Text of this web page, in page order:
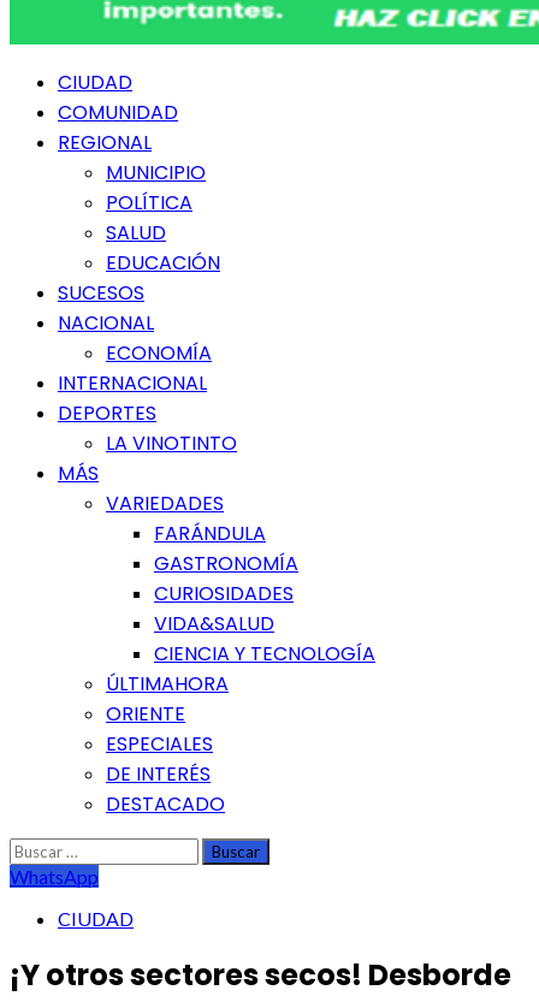
Menú
principal
CIUDAD
COMUNIDAD
REGIONAL
MUNICIPIO
POLÍTICA
SALUD
EDUCACIÓN
SUCESOS
NACIONAL
ECONOMÍA
INTERNACIONAL
DEPORTES
LA VINOTINTO
MÁS
VARIEDADES
FARÁNDULA
GASTRONOMÍA
CURIOSIDADES
VIDA&SALUD
CIENCIA Y TECNOLOGÍA
ÚLTIMAHORA
ORIENTE
ESPECIALES
DE INTERÉS
DESTACADO
Buscar:
WhatsApp
CIUDAD
¡Y otros sectores secos! Desborde